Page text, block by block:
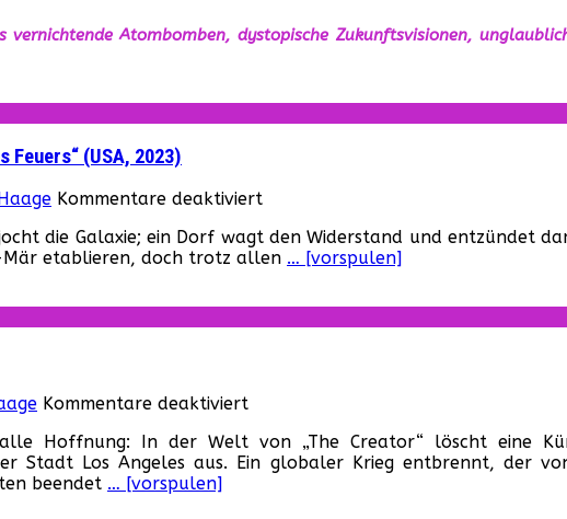
Atombomben, dystopische Zukunftsvisionen,
Feuers“ (USA, 2023)
Kommentare deaktiviertfür
Moon
–
1:
Kind
die Galaxie; ein Dorf wagt den Widerstand und entzündet
Mär etablieren, doch trotz allen … [vorspulen]
Kommentare deaktiviert
Creator“
(USA,
Hoffnung: In der Welt von „The Creator“ löscht eine
Stadt Los Angeles aus. Ein globaler Krieg entbrennt, der
beendet … [vorspulen]